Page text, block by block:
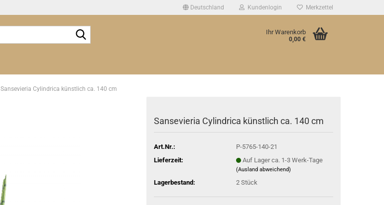
Deutschland Kundenlogin Merkzettel
Ihr Warenkorb
0,00 €
Sansevieria Cylindrica künstlich ca. 140 cm
Sansevieria Cylindrica künstlich ca. 140 cm
Art.Nr.:
P-5765-140-21
Lieferzeit:
Auf Lager ca. 1-3 Werk-Tage
(Ausland abweichend)
Lagerbestand: 2 Stück